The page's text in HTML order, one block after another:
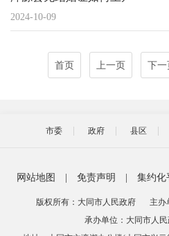
2024-10-09
首页 上一页 下一
市委 政府 县区
网站地图 免责声明 集约化
版权所有：大同市人民政府
主办
承办单位：大同市人